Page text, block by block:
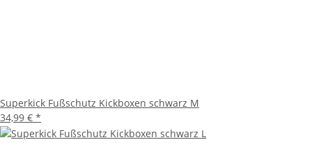
Superkick Fußschutz Kickboxen schwarz M
34,99 € *